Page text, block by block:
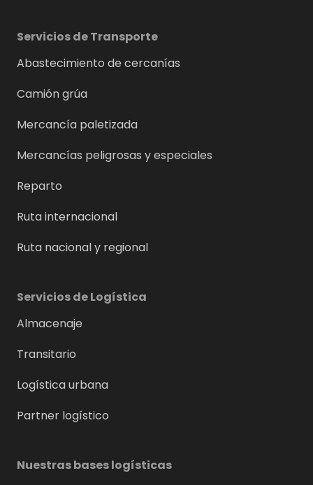
Servicios de Transporte
Abastecimiento de cercanías
Camión grúa
Mercancía paletizada
Mercancías peligrosas y especiales
Reparto
Ruta internacional
Ruta nacional y regional
Servicios de Logística
Almacenaje
Transitario
Logística urbana
Partner logístico
Nuestras bases logísticas